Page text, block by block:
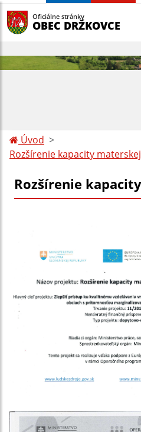
Oficiálne stránky
OBEC DRŽKOVCE
Úvod
Rozšírenie kapacity
Rozšírenie